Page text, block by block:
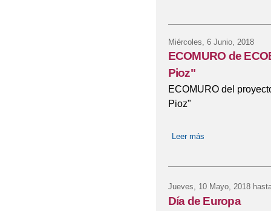
Miércoles, 6 Junio, 2018
ECOMURO de
Pioz"
ECOMURO del
Pioz"
Leer más
Jueves, 10 Mayo, 2018
Día de Europa